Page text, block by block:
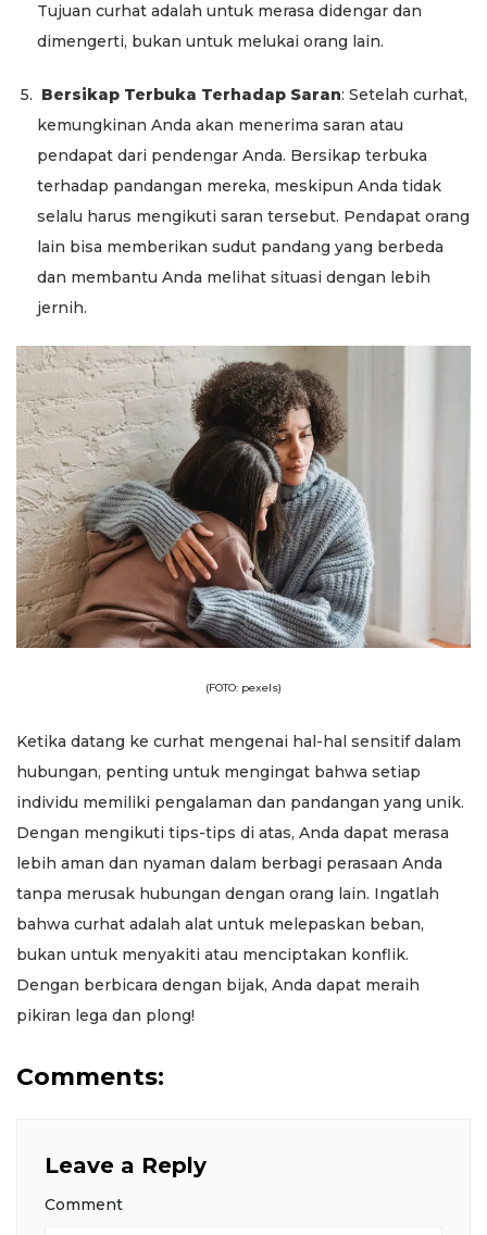
Tujuan curhat adalah untuk merasa didengar dan
dimengerti, bukan untuk melukai orang lain.
5. Bersikap Terbuka Terhadap Saran: Setelah curhat,
kemungkinan Anda akan menerima saran atau
pendapat dari pendengar Anda. Bersikap terbuka
terhadap pandangan mereka, meskipun Anda tidak
selalu harus mengikuti saran tersebut. Pendapat orang
lain bisa memberikan sudut pandang yang berbeda
dan membantu Anda melihat situasi dengan lebih
jernih.
(FOTO: pexels)
Ketika datang ke curhat mengenai hal-hal sensitif dalam
hubungan, penting untuk mengingat bahwa setiap
individu memiliki pengalaman dan pandangan yang unik.
Dengan mengikuti tips-tips di atas, Anda dapat merasa
lebih aman dan nyaman dalam berbagi perasaan Anda
tanpa merusak hubungan dengan orang lain. Ingatlah
bahwa curhat adalah alat untuk melepaskan beban,
bukan untuk menyakiti atau menciptakan konflik.
Dengan berbicara dengan bijak, Anda dapat meraih
pikiran lega dan plong!
Comments:
Leave a Reply
Comment